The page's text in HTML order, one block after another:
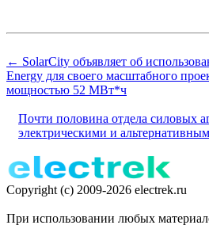
← SolarCity объявляет об
Energy для своего масштабного
мощностью 52 МВт*ч
Почти половина отдела силовых
электрическими и
Copyright (c) 2009-2026 electrek.ru
При использовании любых